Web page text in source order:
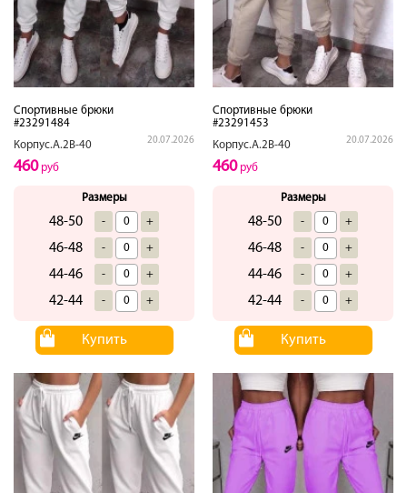
Спортивные брюки
#23291484
Корпус.А.2В-40
20.07.2026
460руб
Размеры
48-50 - +
46-48 - +
44-46 - +
42-44 - +
Купить
Спортивные брюки
#23291453
Корпус.А.2В-40
20.07.2026
460руб
Размеры
48-50 - +
46-48 - +
44-46 - +
42-44 - +
Купить